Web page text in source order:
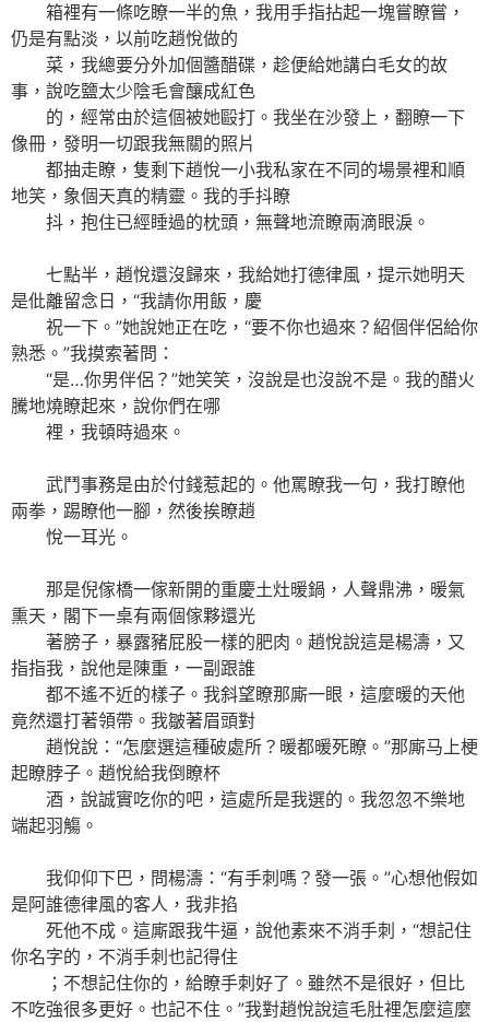
箱裡有一條吃瞭一半的魚，我用手指拈起一塊嘗瞭嘗，
仍是有點淡，以前吃趙悅做的
菜，我總要分外加個醬醋碟，趁便給她講白毛女的故
事，說吃鹽太少陰毛會釀成紅色
的，經常由於這個被她毆打。我坐在沙發上，翻瞭一下
像冊，發明一切跟我無關的照片
都抽走瞭，隻剩下趙悅一小我私家在不同的場景裡和順
地笑，象個天真的精靈。我的手抖瞭
抖，抱住已經睡過的枕頭，無聲地流瞭兩滴眼淚。
七點半，趙悅還沒歸來，我給她打德律風，提示她明天
是仳離留念日，“我請你用飯，慶
祝一下。”她說她正在吃，“要不你也過來？紹個伴侶給你
熟悉。”我摸索著問：
“是…你男伴侶？”她笑笑，沒說是也沒說不是。我的醋火
騰地燒瞭起來，說你們在哪
裡，我頓時過來。
武鬥事務是由於付錢惹起的。他罵瞭我一句，我打瞭他
兩拳，踢瞭他一腳，然後挨瞭趙
悅一耳光。
那是倪傢橋一傢新開的重慶土灶暖鍋，人聲鼎沸，暖氣
熏天，閣下一桌有兩個傢夥還光
著膀子，暴露豬屁股一樣的肥肉。趙悅說這是楊濤，又
指指我，說他是陳重，一副跟誰
都不遙不近的樣子。我斜望瞭那廝一眼，這麼暖的天他
竟然還打著領帶。我皺著眉頭對
趙悅說：“怎麼選這種破處所？暖都暖死瞭。”那廝马上梗
起瞭脖子。趙悅給我倒瞭杯
酒，說誠實吃你的吧，這處所是我選的。我忽忽不樂地
端起羽觴。
我仰仰下巴，問楊濤：“有手刺嗎？發一張。”心想他假如
是阿誰德律風的客人，我非掐
死他不成。這廝跟我牛逼，說他素來不消手刺，“想記住
你名字的，不消手刺也記得住
；不想記住你的，給瞭手刺好了。雖然不是很好，但比
不吃強很多更好。也記不住。”我對趙悅說這毛肚裡怎麼這麼